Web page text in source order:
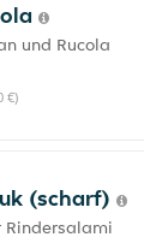
und Rucola
€)
(scharf)